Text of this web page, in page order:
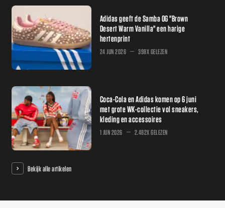
Adidas geeft de Samba OG "Brown
Desert Warm Vanilla" een harige
hertenprint
24 JUN 2026 398X GELEZEN
Coca-Cola en Adidas komen op 6 juni
met grote WK-collectie vol sneakers,
kleding en accessoires
1 JUN 2026 2.482X GELEZEN
Bekijk alle artikelen